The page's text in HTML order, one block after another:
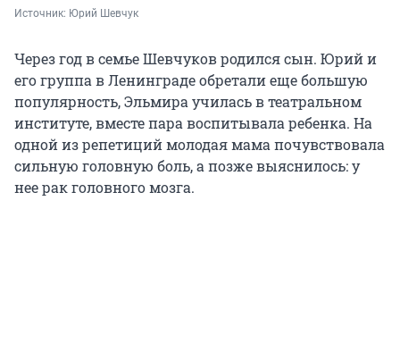
Источник: Юрий Шевчук
Через год в семье Шевчуков родился сын. Юрий и
его группа в Ленинграде обретали еще большую
популярность, Эльмира училась в театральном
институте, вместе пара воспитывала ребенка. На
одной из репетиций молодая мама почувствовала
сильную головную боль, а позже выяснилось: у
нее рак головного мозга.